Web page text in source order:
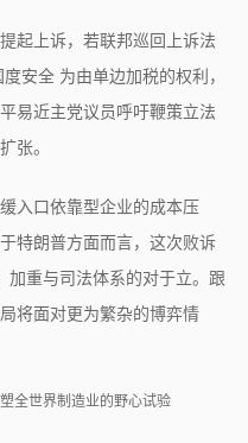
起上诉，若联邦巡回上诉法
安全 为由单边加税的权利，
易近主党议员呼吁鞭策立法
张。
入口依靠型企业的成本压
特朗普方面而言，这次败诉
加重与司法体系的对于立。跟
将面对更为繁杂的博弈情
全世界制造业的野心试验